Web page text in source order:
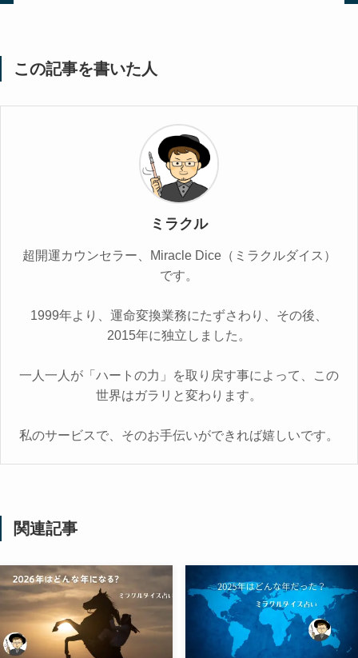
この記事を書いた人
ミラクル
超開運カウンセラー、Miracle Dice（ミラクルダイス）
です。
1999年より、運命変換業務にたずさわり、その後、
2015年に独立しました。
一人一人が「ハートの力」を取り戻す事によって、この
世界はガラリと変わります。
私のサービスで、そのお手伝いができれば嬉しいです。
関連記事